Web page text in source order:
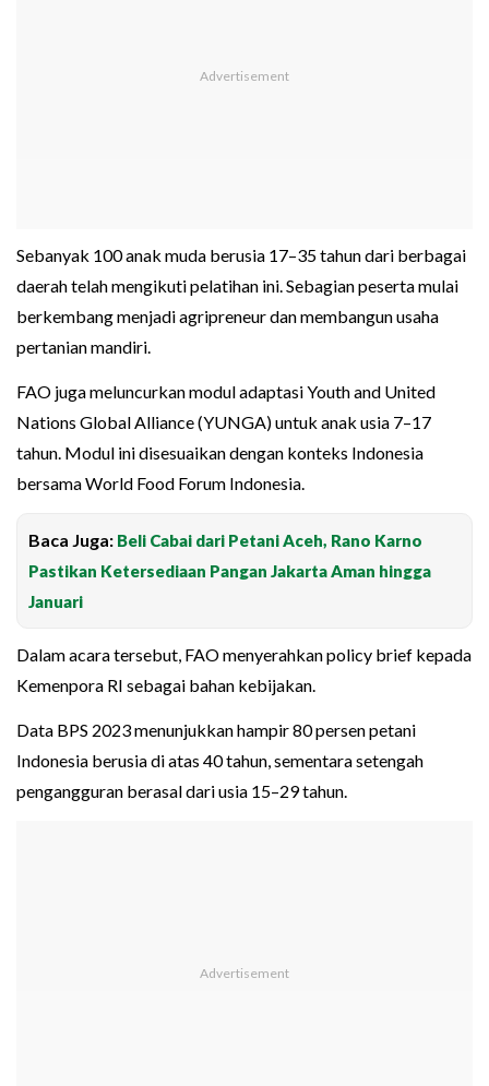
Sebanyak 100 anak muda berusia 17–35 tahun dari berbagai
daerah telah mengikuti pelatihan ini. Sebagian peserta mulai
berkembang menjadi agripreneur dan membangun usaha
pertanian mandiri.
FAO juga meluncurkan modul adaptasi Youth and United
Nations Global Alliance (YUNGA) untuk anak usia 7–17
tahun. Modul ini disesuaikan dengan konteks Indonesia
bersama World Food Forum Indonesia.
Baca Juga: Beli Cabai dari Petani Aceh, Rano Karno
Pastikan Ketersediaan Pangan Jakarta Aman hingga
Januari
Dalam acara tersebut, FAO menyerahkan policy brief kepada
Kemenpora RI sebagai bahan kebijakan.
Data BPS 2023 menunjukkan hampir 80 persen petani
Indonesia berusia di atas 40 tahun, sementara setengah
pengangguran berasal dari usia 15–29 tahun.